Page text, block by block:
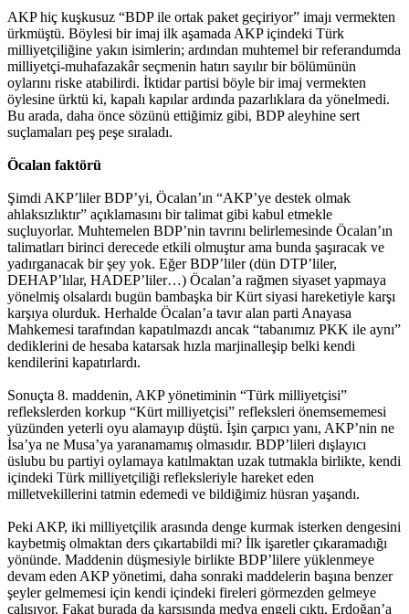
AKP hiç kuşkusuz “BDP ile ortak paket geçiriyor” imajı vermekten
ürkmüştü. Böylesi bir imaj ilk aşamada AKP içindeki Türk
milliyetçiliğine yakın isimlerin; ardından muhtemel bir referandumda
milliyetçi-muhafazakâr seçmenin hatırı sayılır bir bölümünün
oylarını riske atabilirdi. İktidar partisi böyle bir imaj vermekten
öylesine ürktü ki, kapalı kapılar ardında pazarlıklara da yönelmedi.
Bu arada, daha önce sözünü ettiğimiz gibi, BDP aleyhine sert
suçlamaları peş peşe sıraladı.
Öcalan faktörü
Şimdi AKP’liler BDP’yi, Öcalan’ın “AKP’ye destek olmak
ahlaksızlıktır” açıklamasını bir talimat gibi kabul etmekle
suçluyorlar. Muhtemelen BDP’nin tavrını belirlemesinde Öcalan’ın
talimatları birinci derecede etkili olmuştur ama bunda şaşıracak ve
yadırganacak bir şey yok. Eğer BDP’liler (dün DTP’liler,
DEHAP’lılar, HADEP’liler…) Öcalan’a rağmen siyaset yapmaya
yönelmiş olsalardı bugün bambaşka bir Kürt siyasi hareketiyle karşı
karşıya olurduk. Herhalde Öcalan’a tavır alan parti Anayasa
Mahkemesi tarafından kapatılmazdı ancak “tabanımız PKK ile aynı”
dediklerini de hesaba katarsak hızla marjinalleşip belki kendi
kendilerini kapatırlardı.
Sonuçta 8. maddenin, AKP yönetiminin “Türk milliyetçisi”
reflekslerden korkup “Kürt milliyetçisi” refleksleri önemsememesi
yüzünden yeterli oyu alamayıp düştü. İşin çarpıcı yanı, AKP’nin ne
İsa’ya ne Musa’ya yaranamamış olmasıdır. BDP’lileri dışlayıcı
üslubu bu partiyi oylamaya katılmaktan uzak tutmakla birlikte, kendi
içindeki Türk milliyetçiliği refleksleriyle hareket eden
milletvekillerini tatmin edemedi ve bildiğimiz hüsran yaşandı.
Peki AKP, iki milliyetçilik arasında denge kurmak isterken dengesini
kaybetmiş olmaktan ders çıkartabildi mi? İlk işaretler çıkaramadığı
yönünde. Maddenin düşmesiyle birlikte BDP’lilere yüklenmeye
devam eden AKP yönetimi, daha sonraki maddelerin başına benzer
şeyler gelmemesi için kendi içindeki fireleri görmezden gelmeye
çalışıyor. Fakat burada da karşısında medya engeli çıktı. Erdoğan’a